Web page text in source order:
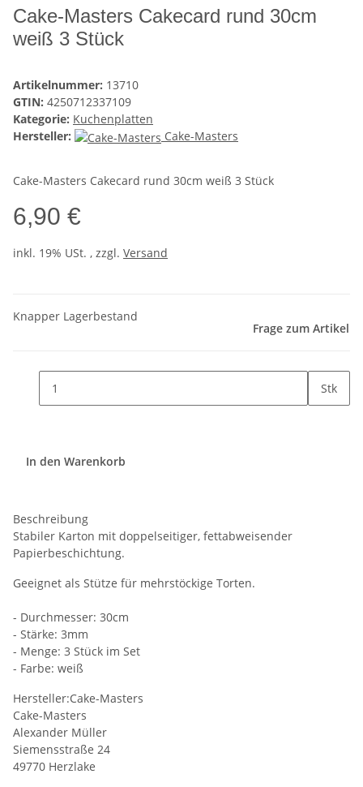
Cake-Masters Cakecard rund 30cm
weiß 3 Stück
Artikelnummer: 13710
GTIN: 4250712337109
Kategorie: Kuchenplatten
Hersteller:
Cake-Masters
Cake-Masters Cakecard rund 30cm weiß 3 Stück
6,90 €
inkl. 19% USt. , zzgl. Versand
Knapper Lagerbestand
Frage zum Artikel
Stk
In den Warenkorb
Beschreibung
Stabiler Karton mit doppelseitiger, fettabweisender
Papierbeschichtung.
Geeignet als Stütze für mehrstöckige Torten.
- Durchmesser: 30cm
- Stärke: 3mm
- Menge: 3 Stück im Set
- Farbe: weiß
Hersteller:Cake-Masters
Cake-Masters
Alexander Müller
Siemensstraße 24
49770 Herzlake